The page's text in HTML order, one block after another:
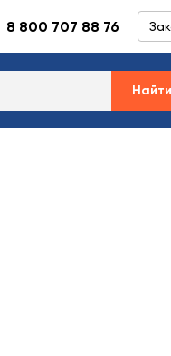
8 800 707 88 76
Найти